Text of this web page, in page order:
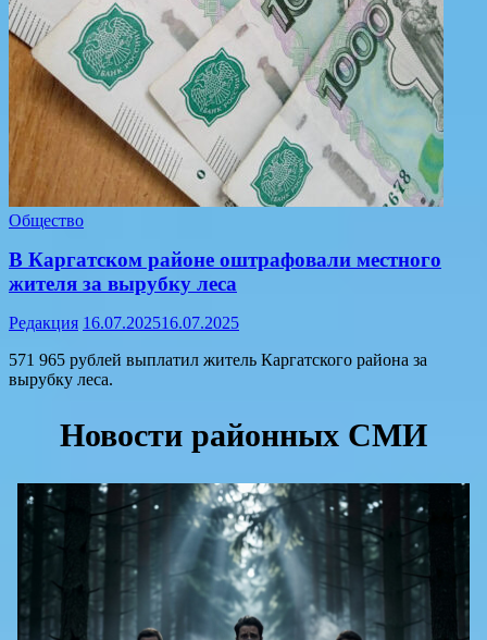
Общество
В Каргатском районе оштрафовали местного
жителя за вырубку леса
Редакция 16.07.202516.07.2025
571 965 рублей выплатил житель Каргатского района за
вырубку леса.